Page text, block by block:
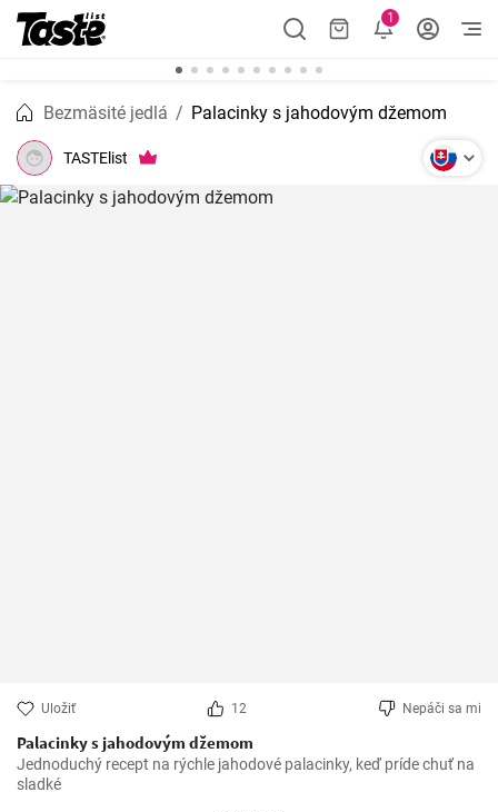
1
Bezmäsité jedlá Palacinky s jahodovým džemom
TASTElist
Uložiť 12 Nepáči sa mi
Palacinky s jahodovým džemom
Jednoduchý recept na rýchle jahodové palacinky, keď príde chuť na
sladké